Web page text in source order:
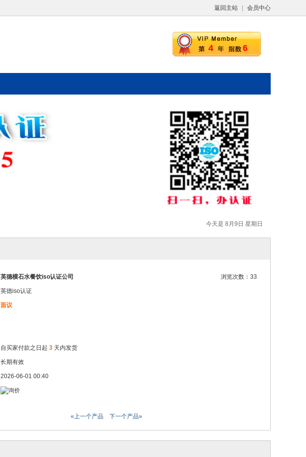
返回主站 会员中心
4 6
今天是 8月9日 星期日
浏览次数：33
英德横石水餐饮iso认证公司
英德iso认证
面议
自买家付款之日起 3 天内发货
长期有效
2026-06-01 00:40
«上一个产品 下一个产品»